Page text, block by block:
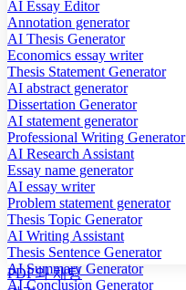
AI Essay Editor
Annotation generator
AI Thesis Generator
Economics essay writer
Thesis Statement Generator
AI abstract generator
Dissertation Generator
AI statement generator
Professional Writing Generator
AI Research Assistant
Essay name generator
AI essay writer
Problem statement generator
Thesis Topic Generator
AI Writing Assistant
Thesis Sentence Generator
AI Summary Generator
AI Conclusion Generator
PDF와 채팅